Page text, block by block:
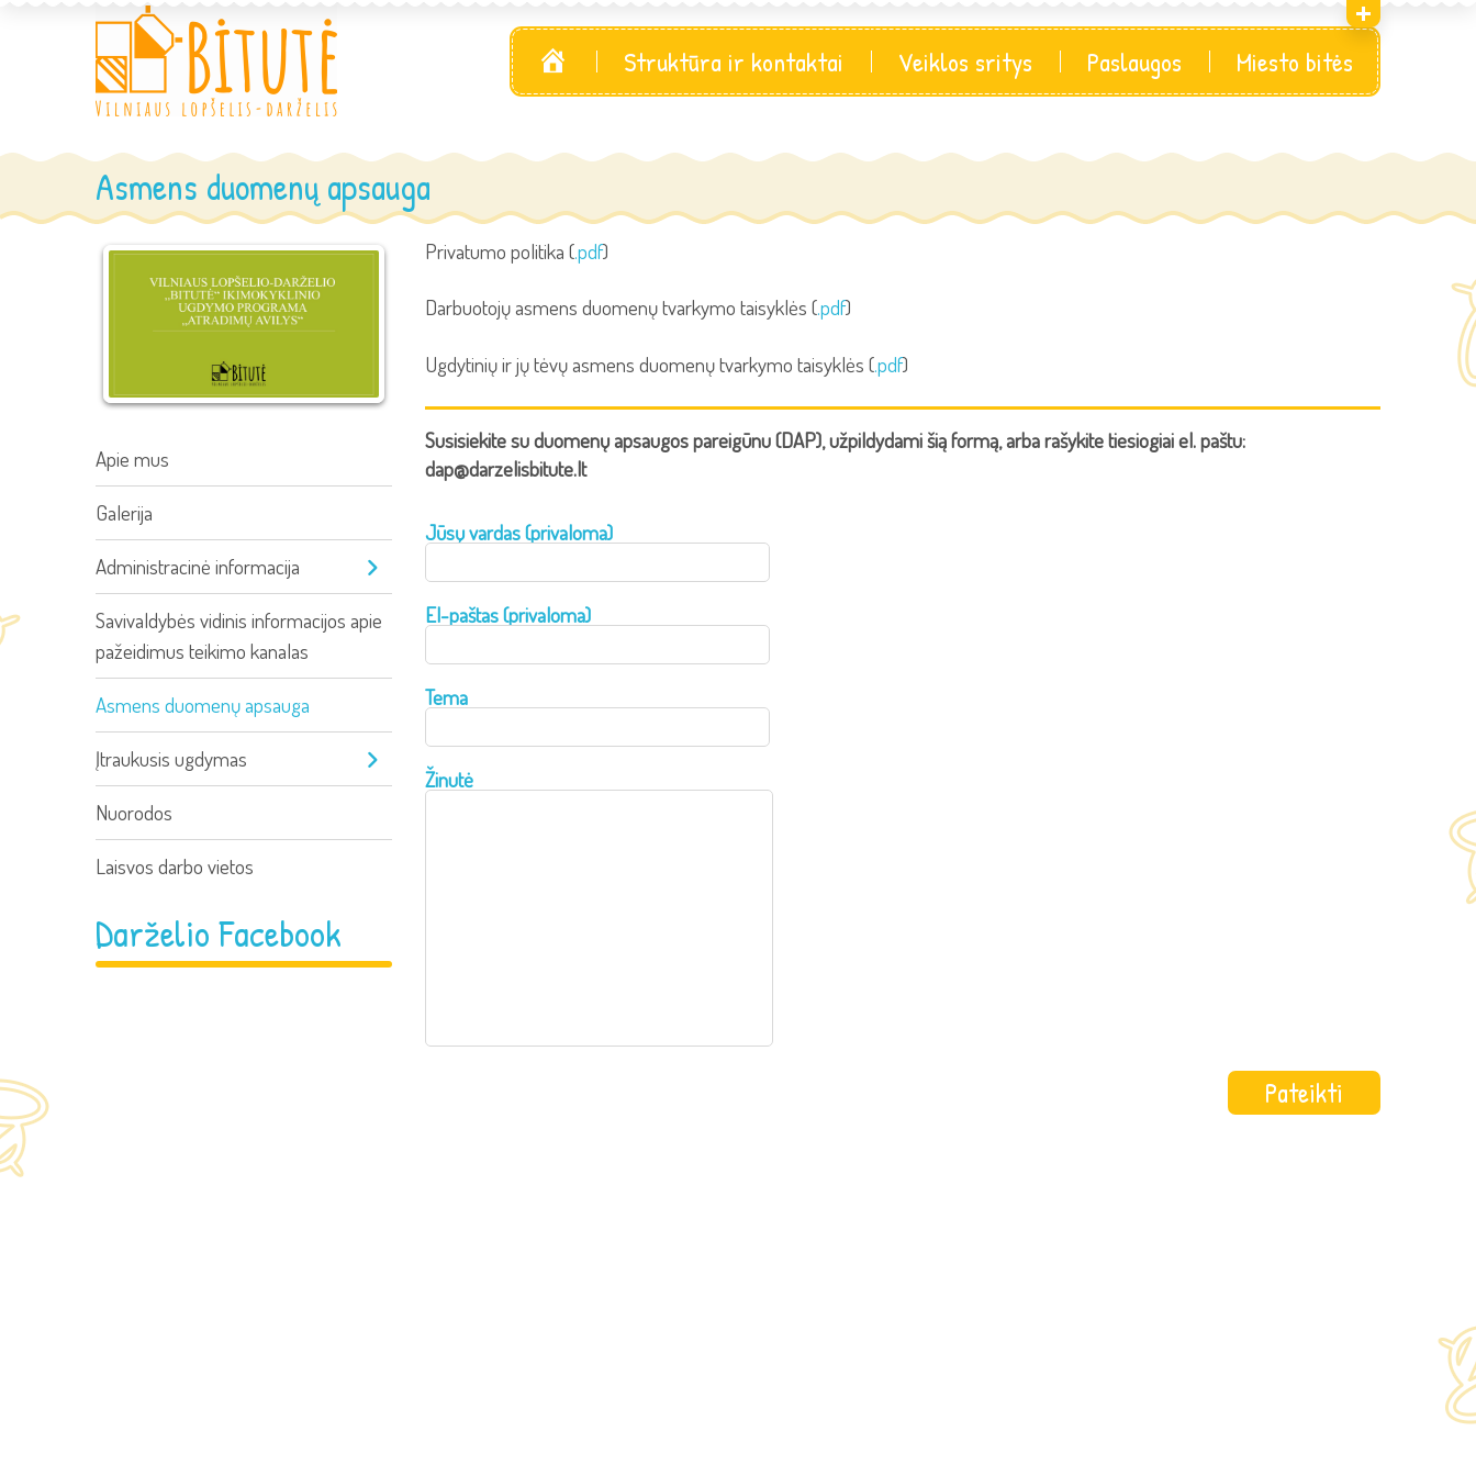
Pagrindinis
Struktūra ir kontaktai Veiklos sritys Paslaugos Miesto bitės
Asmens duomenų apsauga
Apie mus
Galerija
Administracinė informacija
Savivaldybės vidinis informacijos apie
pažeidimus teikimo kanalas
Asmens duomenų apsauga
Įtraukusis ugdymas
Nuorodos
Laisvos darbo vietos
Darželio Facebook
Privatumo politika (.pdf)
Darbuotojų asmens duomenų tvarkymo taisyklės (.pdf)
Ugdytinių ir jų tėvų asmens duomenų tvarkymo taisyklės (.pdf)
Susisiekite su duomenų apsaugos pareigūnu (DAP), užpildydami šią formą, arba rašykite tiesiogiai el. paštu:
dap@darzelisbitute.lt
Jūsų vardas (privaloma)
El-paštas (privaloma)
Tema
Žinutė